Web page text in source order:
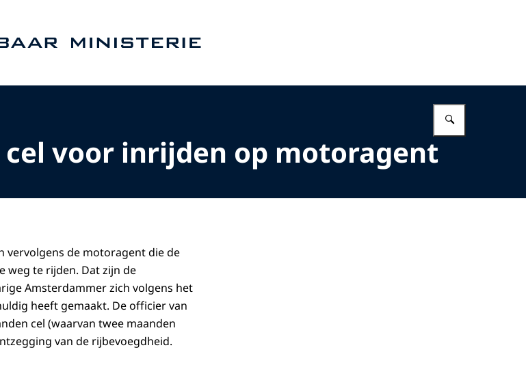
voor inrijden op motoragent
vervolgens de motoragent die de
weg te rijden. Dat zijn de
Amsterdammer zich volgens het
heeft gemaakt. De officier van
cel (waarvan twee maanden
van de rijbevoegdheid.